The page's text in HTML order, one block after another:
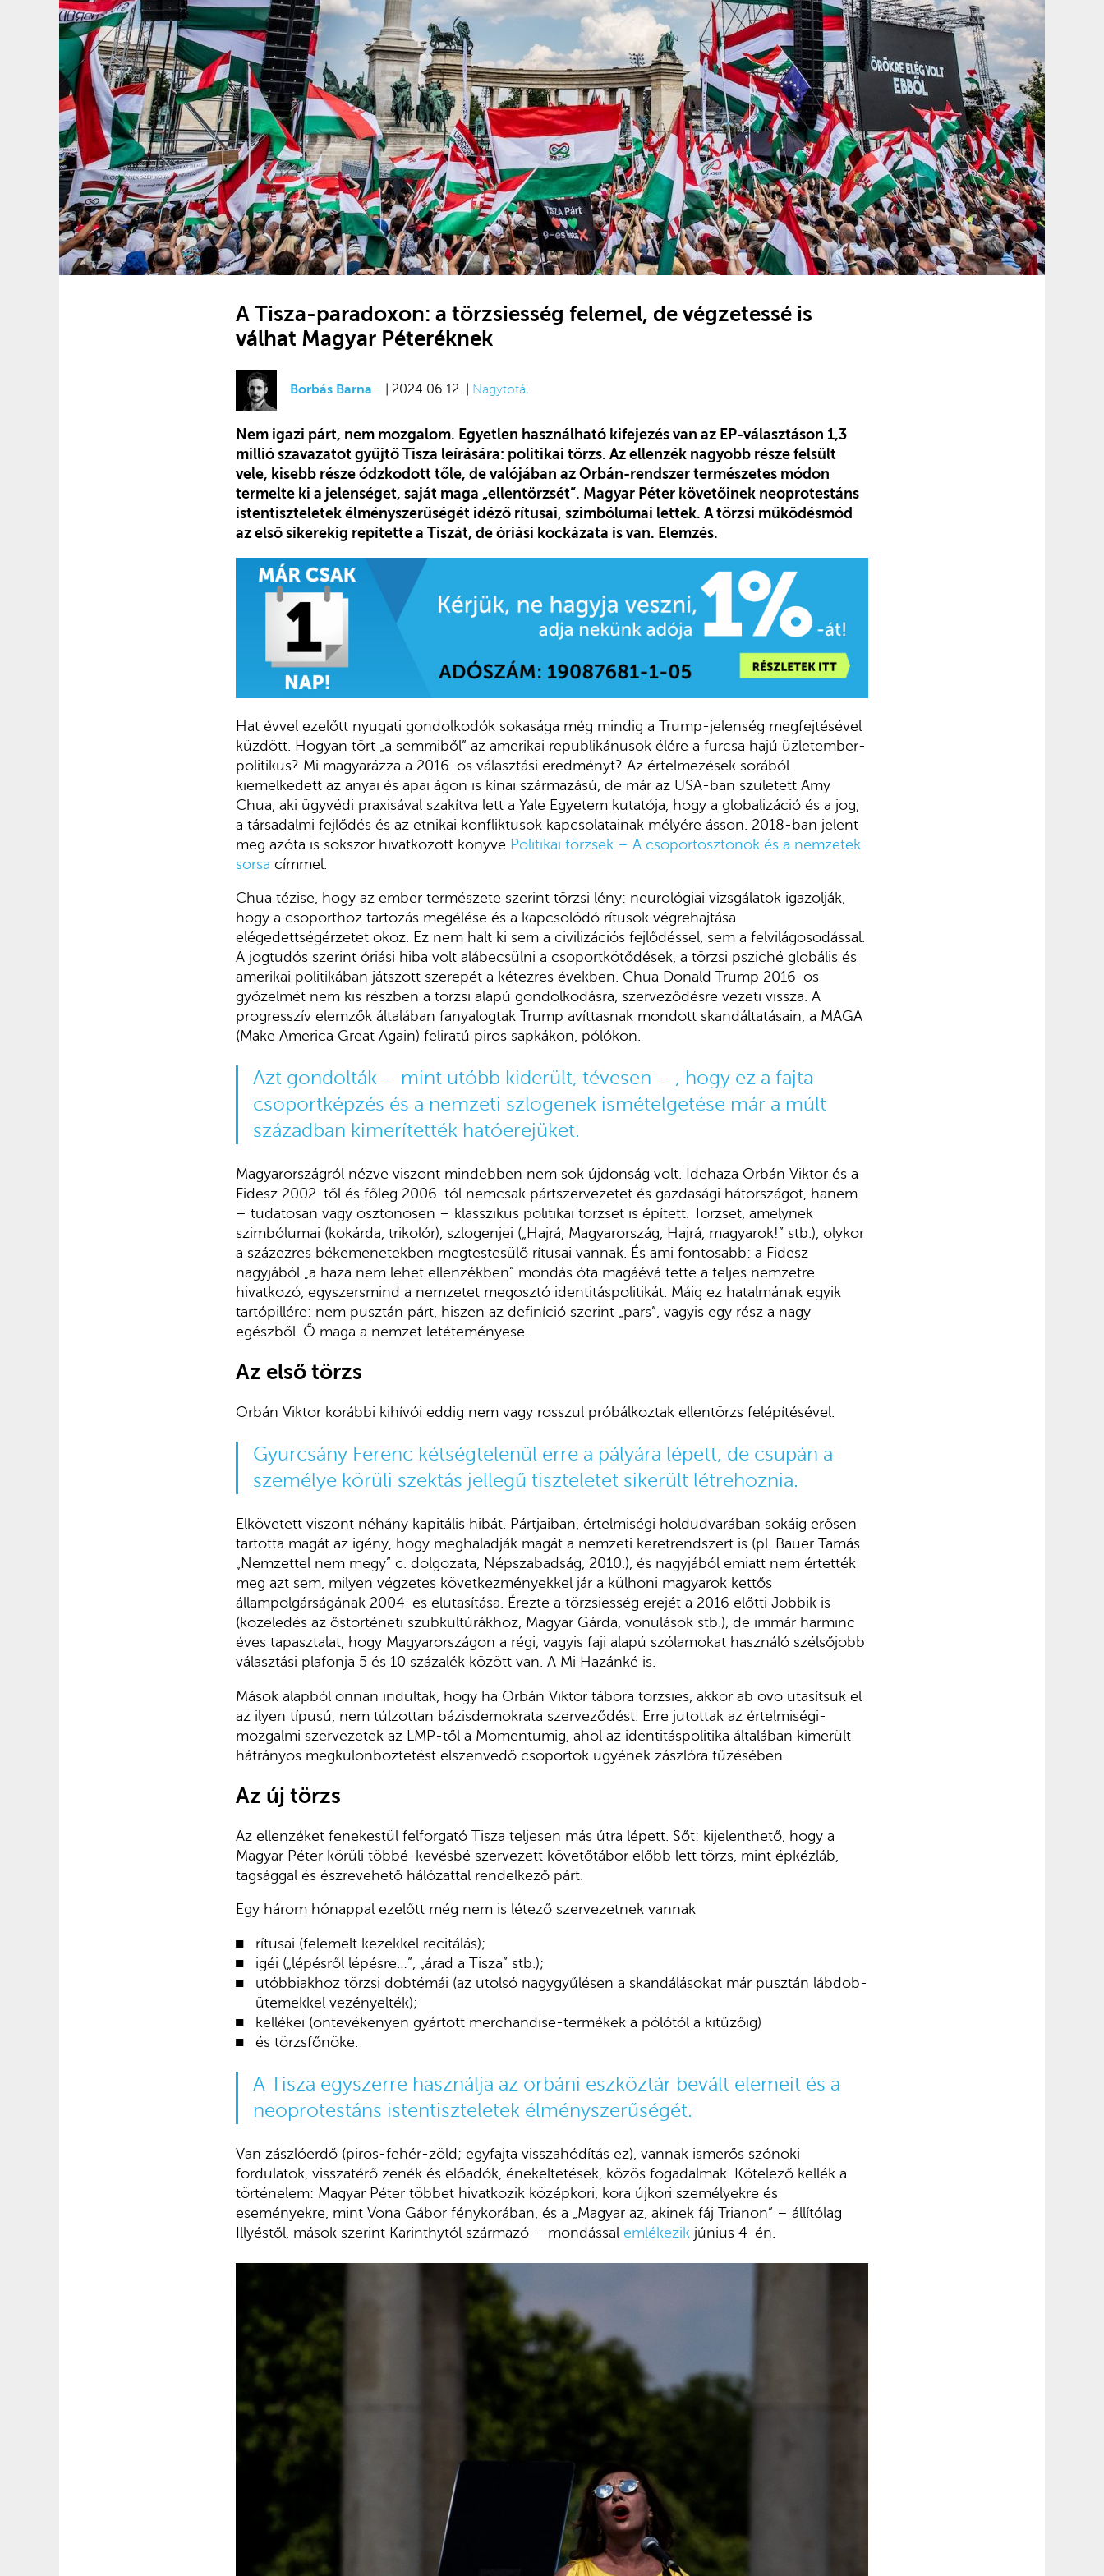
A Tisza-paradoxon: a törzsiesség felemel, de végzetessé is
válhat Magyar Péteréknek
Borbás Barna | 2024.06.12. | Nagytotál
Nem igazi párt, nem mozgalom. Egyetlen használható kifejezés van az EP-választáson 1,3
millió szavazatot gyűjtő Tisza leírására: politikai törzs. Az ellenzék nagyobb része felsült
vele, kisebb része ódzkodott tőle, de valójában az Orbán-rendszer természetes módon
termelte ki a jelenséget, saját maga „ellentörzsét”. Magyar Péter követőinek neoprotestáns
istentiszteletek élményszerűségét idéző rítusai, szimbólumai lettek. A törzsi működésmód
az első sikerekig repítette a Tiszát, de óriási kockázata is van. Elemzés.
Hat évvel ezelőtt nyugati gondolkodók sokasága még mindig a Trump-jelenség megfejtésével
küzdött. Hogyan tört „a semmiből” az amerikai republikánusok élére a furcsa hajú üzletember-
politikus? Mi magyarázza a 2016-os választási eredményt? Az értelmezések sorából
kiemelkedett az anyai és apai ágon is kínai származású, de már az USA-ban született Amy
Chua, aki ügyvédi praxisával szakítva lett a Yale Egyetem kutatója, hogy a globalizáció és a jog,
a társadalmi fejlődés és az etnikai konfliktusok kapcsolatainak mélyére ásson. 2018-ban jelent
meg azóta is sokszor hivatkozott könyve Politikai törzsek – A csoportösztönök és a nemzetek
sorsa címmel.
Chua tézise, hogy az ember természete szerint törzsi lény: neurológiai vizsgálatok igazolják,
hogy a csoporthoz tartozás megélése és a kapcsolódó rítusok végrehajtása
elégedettségérzetet okoz. Ez nem halt ki sem a civilizációs fejlődéssel, sem a felvilágosodással.
A jogtudós szerint óriási hiba volt alábecsülni a csoportkötődések, a törzsi psziché globális és
amerikai politikában játszott szerepét a kétezres években. Chua Donald Trump 2016-os
győzelmét nem kis részben a törzsi alapú gondolkodásra, szerveződésre vezeti vissza. A
progresszív elemzők általában fanyalogtak Trump avíttasnak mondott skandáltatásain, a MAGA
(Make America Great Again) feliratú piros sapkákon, pólókon.
Azt gondolták – mint utóbb kiderült, tévesen – , hogy ez a fajta
csoportképzés és a nemzeti szlogenek ismételgetése már a múlt
században kimerítették hatóerejüket.
Magyarországról nézve viszont mindebben nem sok újdonság volt. Idehaza Orbán Viktor és a
Fidesz 2002-től és főleg 2006-tól nemcsak pártszervezetet és gazdasági hátországot, hanem
– tudatosan vagy ösztönösen – klasszikus politikai törzset is épített. Törzset, amelynek
szimbólumai (kokárda, trikolór), szlogenjei („Hajrá, Magyarország, Hajrá, magyarok!” stb.), olykor
a százezres békemenetekben megtestesülő rítusai vannak. És ami fontosabb: a Fidesz
nagyjából „a haza nem lehet ellenzékben” mondás óta magáévá tette a teljes nemzetre
hivatkozó, egyszersmind a nemzetet megosztó identitáspolitikát. Máig ez hatalmának egyik
tartópillére: nem pusztán párt, hiszen az definíció szerint „pars”, vagyis egy rész a nagy
egészből. Ő maga a nemzet letéteményese.
Az első törzs
Orbán Viktor korábbi kihívói eddig nem vagy rosszul próbálkoztak ellentörzs felépítésével.
Gyurcsány Ferenc kétségtelenül erre a pályára lépett, de csupán a
személye körüli szektás jellegű tiszteletet sikerült létrehoznia.
Elkövetett viszont néhány kapitális hibát. Pártjaiban, értelmiségi holdudvarában sokáig erősen
tartotta magát az igény, hogy meghaladják magát a nemzeti keretrendszert is (pl. Bauer Tamás
„Nemzettel nem megy” c. dolgozata, Népszabadság, 2010.), és nagyjából emiatt nem értették
meg azt sem, milyen végzetes következményekkel jár a külhoni magyarok kettős
állampolgárságának 2004-es elutasítása. Érezte a törzsiesség erejét a 2016 előtti Jobbik is
(közeledés az őstörténeti szubkultúrákhoz, Magyar Gárda, vonulások stb.), de immár harminc
éves tapasztalat, hogy Magyarországon a régi, vagyis faji alapú szólamokat használó szélsőjobb
választási plafonja 5 és 10 százalék között van. A Mi Hazánké is.
Mások alapból onnan indultak, hogy ha Orbán Viktor tábora törzsies, akkor ab ovo utasítsuk el
az ilyen típusú, nem túlzottan bázisdemokrata szerveződést. Erre jutottak az értelmiségi-
mozgalmi szervezetek az LMP-től a Momentumig, ahol az identitáspolitika általában kimerült
hátrányos megkülönböztetést elszenvedő csoportok ügyének zászlóra tűzésében.
Az új törzs
Az ellenzéket fenekestül felforgató Tisza teljesen más útra lépett. Sőt: kijelenthető, hogy a
Magyar Péter körüli többé-kevésbé szervezett követőtábor előbb lett törzs, mint épkézláb,
tagsággal és észrevehető hálózattal rendelkező párt.
Egy három hónappal ezelőtt még nem is létező szervezetnek vannak
rítusai (felemelt kezekkel recitálás);
igéi („lépésről lépésre…”, „árad a Tisza” stb.);
utóbbiakhoz törzsi dobtémái (az utolsó nagygyűlésen a skandálásokat már pusztán lábdob-
ütemekkel vezényelték);
kellékei (öntevékenyen gyártott merchandise-termékek a pólótól a kitűzőig)
és törzsfőnöke.
A Tisza egyszerre használja az orbáni eszköztár bevált elemeit és a
neoprotestáns istentiszteletek élményszerűségét.
Van zászlóerdő (piros-fehér-zöld; egyfajta visszahódítás ez), vannak ismerős szónoki
fordulatok, visszatérő zenék és előadók, énekeltetések, közös fogadalmak. Kötelező kellék a
történelem: Magyar Péter többet hivatkozik középkori, kora újkori személyekre és
eseményekre, mint Vona Gábor fénykorában, és a „Magyar az, akinek fáj Trianon” – állítólag
Illyéstől, mások szerint Karinthytól származó – mondással emlékezik június 4-én.